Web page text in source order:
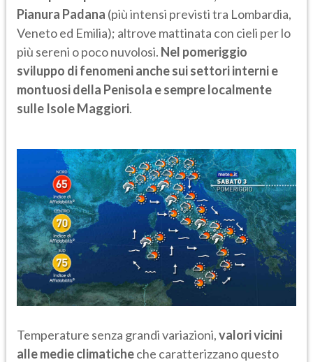
Pianura Padana (più intensi previsti tra Lombardia,
Veneto ed Emilia); altrove mattinata con cieli per lo
più sereni o poco nuvolosi. Nel pomeriggio
sviluppo di fenomeni anche sui settori interni e
montuosi della Penisola e sempre localmente
sulle Isole Maggiori.
Temperature senza grandi variazioni,valori vicini
alle medie climaticheche caratterizzano questo